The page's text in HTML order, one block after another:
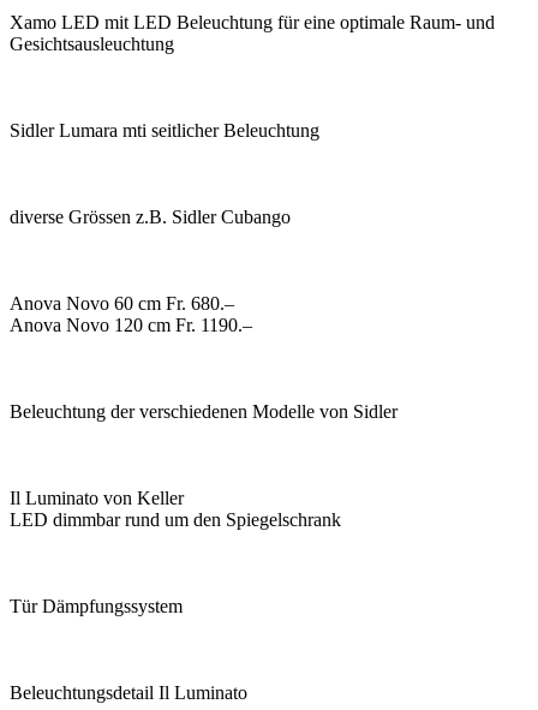
Xamo LED mit LED Beleuchtung für eine optimale Raum- und
Gesichtsausleuchtung
Sidler Lumara mti seitlicher Beleuchtung
diverse Grössen z.B. Sidler Cubango
Anova Novo 60 cm Fr. 680.–
Anova Novo 120 cm Fr. 1190.–
Beleuchtung der verschiedenen Modelle von Sidler
Il Luminato von Keller
LED dimmbar rund um den Spiegelschrank
Tür Dämpfungssystem
Beleuchtungsdetail Il Luminato